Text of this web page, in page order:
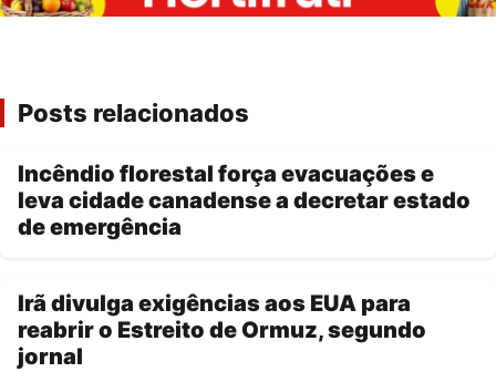
Posts relacionados
Incêndio florestal força evacuações e
leva cidade canadense a decretar estado
de emergência
Irã divulga exigências aos EUA para
reabrir o Estreito de Ormuz, segundo
jornal